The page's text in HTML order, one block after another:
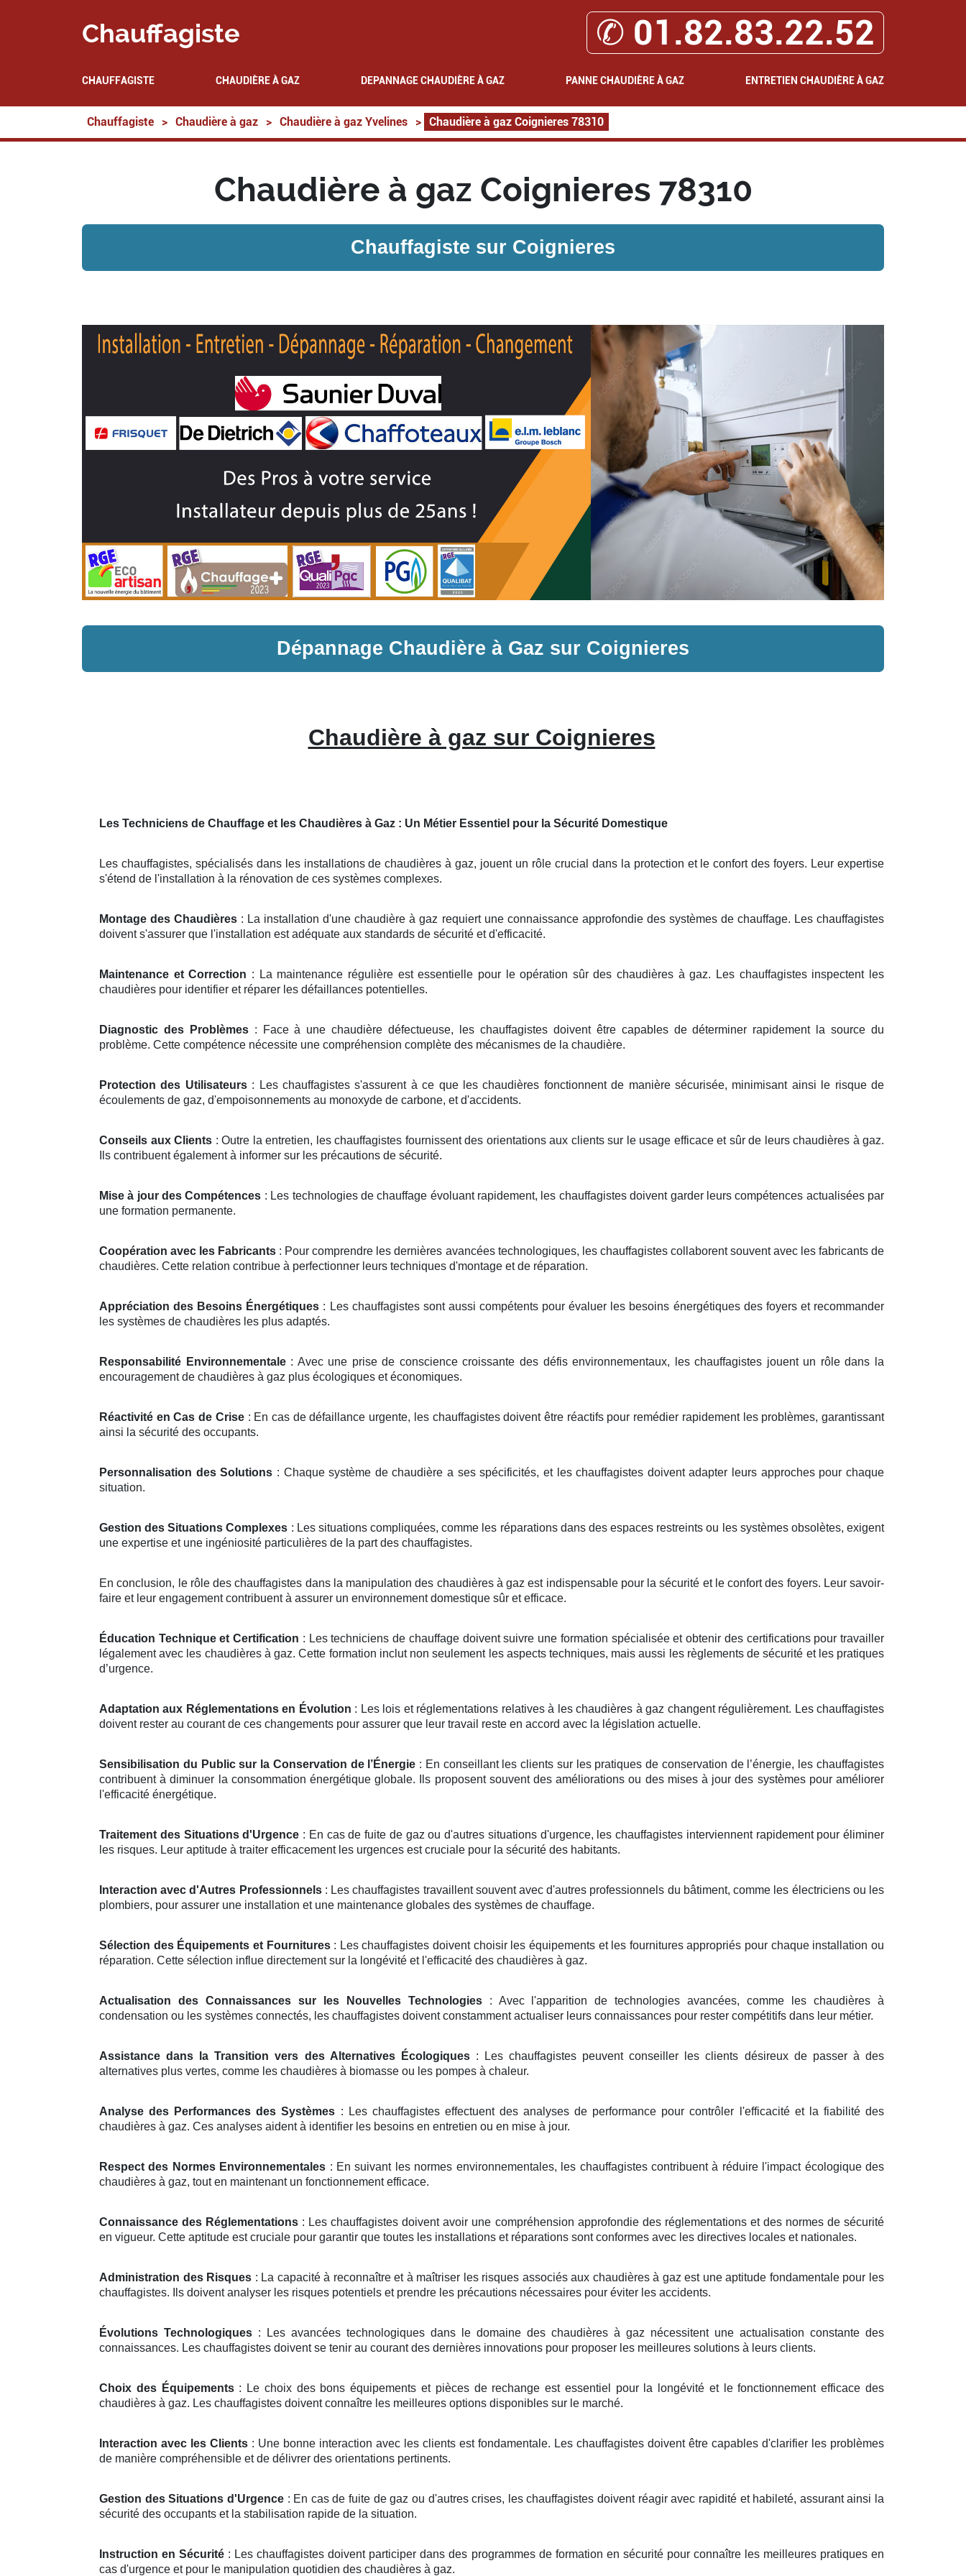
Chauffagiste ✆ 01.82.83.22.52
CHAUFFAGISTE CHAUDIÈRE À GAZ DEPANNAGE CHAUDIÈRE À GAZ PANNE CHAUDIÈRE À GAZ ENTRETIEN CHAUDIÈRE À GAZ
Chauffagiste > Chaudière à gaz > Chaudière à gaz Yvelines > Chaudière à gaz Coignieres 78310
Chaudière à gaz Coignieres 78310
Chauffagiste sur Coignieres
Dépannage Chaudière à Gaz sur Coignieres
Chaudière à gaz sur Coignieres
Les Techniciens de Chauffage et les Chaudières à Gaz : Un Métier Essentiel pour la Sécurité Domestique
Les chauffagistes, spécialisés dans les installations de chaudières à gaz, jouent un rôle crucial dans la protection et le confort des foyers. Leur expertise
s'étend de l'installation à la rénovation de ces systèmes complexes.
Montage des Chaudières : La installation d'une chaudière à gaz requiert une connaissance approfondie des systèmes de chauffage. Les chauffagistes
doivent s'assurer que l'installation est adéquate aux standards de sécurité et d'efficacité.
Maintenance et Correction : La maintenance régulière est essentielle pour le opération sûr des chaudières à gaz. Les chauffagistes inspectent les
chaudières pour identifier et réparer les défaillances potentielles.
Diagnostic des Problèmes: Face à une chaudière défectueuse, les chauffagistes doivent être capables de déterminer rapidement la source du
problème. Cette compétence nécessite une compréhension complète des mécanismes de la chaudière.
Protection des Utilisateurs: Les chauffagistes s'assurent à ce que les chaudières fonctionnent de manière sécurisée, minimisant ainsi le risque de
écoulements de gaz, d'empoisonnements au monoxyde de carbone, et d'accidents.
Conseils aux Clients : Outre la entretien, les chauffagistes fournissent des orientations aux clients sur le usage efficace et sûr de leurs chaudières à gaz.
Ils contribuent également à informer sur les précautions de sécurité.
Mise à jour des Compétences : Les technologies de chauffage évoluant rapidement, les chauffagistes doivent garder leurs compétences actualisées par
une formation permanente.
Coopération avec les Fabricants : Pour comprendre les dernières avancées technologiques, les chauffagistes collaborent souvent avec les fabricants de
chaudières. Cette relation contribue à perfectionner leurs techniques d'montage et de réparation.
Appréciation des Besoins Énergétiques : Les chauffagistes sont aussi compétents pour évaluer les besoins énergétiques des foyers et recommander
les systèmes de chaudières les plus adaptés.
Responsabilité Environnementale: Avec une prise de conscience croissante des défis environnementaux, les chauffagistes jouent un rôle dans la
encouragement de chaudières à gaz plus écologiques et économiques.
Réactivité en Cas de Crise: En cas de défaillance urgente, les chauffagistes doivent être réactifs pour remédier rapidement les problèmes, garantissant
ainsi la sécurité des occupants.
Personnalisation des Solutions : Chaque système de chaudière a ses spécificités, et les chauffagistes doivent adapter leurs approches pour chaque
situation.
Gestion des Situations Complexes : Les situations compliquées, comme les réparations dans des espaces restreints ou les systèmes obsolètes, exigent
une expertise et une ingéniosité particulières de la part des chauffagistes.
En conclusion, le rôle des chauffagistes dans la manipulation des chaudières à gaz est indispensable pour la sécurité et le confort des foyers. Leur savoir-
faire et leur engagement contribuent à assurer un environnement domestique sûr et efficace.
Éducation Technique et Certification : Les techniciens de chauffage doivent suivre une formation spécialisée et obtenir des certifications pour travailler
légalement avec les chaudières à gaz. Cette formation inclut non seulement les aspects techniques, mais aussi les règlements de sécurité et les pratiques
d’urgence.
Adaptation aux Réglementations en Évolution : Les lois et réglementations relatives à les chaudières à gaz changent régulièrement. Les chauffagistes
doivent rester au courant de ces changements pour assurer que leur travail reste en accord avec la législation actuelle.
Sensibilisation du Public sur la Conservation de l’Énergie : En conseillant les clients sur les pratiques de conservation de l’énergie, les chauffagistes
contribuent à diminuer la consommation énergétique globale. Ils proposent souvent des améliorations ou des mises à jour des systèmes pour améliorer
l'efficacité énergétique.
Traitement des Situations d'Urgence : En cas de fuite de gaz ou d'autres situations d'urgence, les chauffagistes interviennent rapidement pour éliminer
les risques. Leur aptitude à traiter efficacement les urgences est cruciale pour la sécurité des habitants.
Interaction avec d'Autres Professionnels: Les chauffagistes travaillent souvent avec d'autres professionnels du bâtiment, comme les électriciens ou les
plombiers, pour assurer une installation et une maintenance globales des systèmes de chauffage.
Sélection des Équipements et Fournitures: Les chauffagistes doivent choisir les équipements et les fournitures appropriés pour chaque installation ou
réparation. Cette sélection influe directement sur la longévité et l'efficacité des chaudières à gaz.
Actualisation des Connaissances sur les Nouvelles Technologies: Avec l'apparition de technologies avancées, comme les chaudières à
condensation ou les systèmes connectés, les chauffagistes doivent constamment actualiser leurs connaissances pour rester compétitifs dans leur métier.
Assistance dans la Transition vers des Alternatives Écologiques: Les chauffagistes peuvent conseiller les clients désireux de passer à des
alternatives plus vertes, comme les chaudières à biomasse ou les pompes à chaleur.
Analyse des Performances des Systèmes : Les chauffagistes effectuent des analyses de performance pour contrôler l'efficacité et la fiabilité des
chaudières à gaz. Ces analyses aident à identifier les besoins en entretien ou en mise à jour.
Respect des Normes Environnementales : En suivant les normes environnementales, les chauffagistes contribuent à réduire l'impact écologique des
chaudières à gaz, tout en maintenant un fonctionnement efficace.
Connaissance des Réglementations : Les chauffagistes doivent avoir une compréhension approfondie des réglementations et des normes de sécurité
en vigueur. Cette aptitude est cruciale pour garantir que toutes les installations et réparations sont conformes avec les directives locales et nationales.
Administration des Risques : La capacité à reconnaître et à maîtriser les risques associés aux chaudières à gaz est une aptitude fondamentale pour les
chauffagistes. Ils doivent analyser les risques potentiels et prendre les précautions nécessaires pour éviter les accidents.
Évolutions Technologiques : Les avancées technologiques dans le domaine des chaudières à gaz nécessitent une actualisation constante des
connaissances. Les chauffagistes doivent se tenir au courant des dernières innovations pour proposer les meilleures solutions à leurs clients.
Choix des Équipements: Le choix des bons équipements et pièces de rechange est essentiel pour la longévité et le fonctionnement efficace des
chaudières à gaz. Les chauffagistes doivent connaître les meilleures options disponibles sur le marché.
Interaction avec les Clients : Une bonne interaction avec les clients est fondamentale. Les chauffagistes doivent être capables d'clarifier les problèmes
de manière compréhensible et de délivrer des orientations pertinents.
Gestion des Situations d'Urgence: En cas de fuite de gaz ou d'autres crises, les chauffagistes doivent réagir avec rapidité et habileté, assurant ainsi la
sécurité des occupants et la stabilisation rapide de la situation.
Instruction en Sécurité : Les chauffagistes doivent participer dans des programmes de formation en sécurité pour connaître les meilleures pratiques en
cas d'urgence et pour le manipulation quotidien des chaudières à gaz.